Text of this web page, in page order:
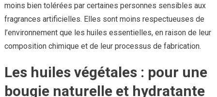
moins bien tolérées par certaines personnes sensibles aux
fragrances artificielles. Elles sont moins respectueuses de
l’environnement que les huiles essentielles, en raison de leur
composition chimique et de leur processus de fabrication.
Les huiles végétales : pour une
bougie naturelle et hydratante